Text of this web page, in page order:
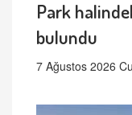
Park
bulundu
7 Ağustos 2026